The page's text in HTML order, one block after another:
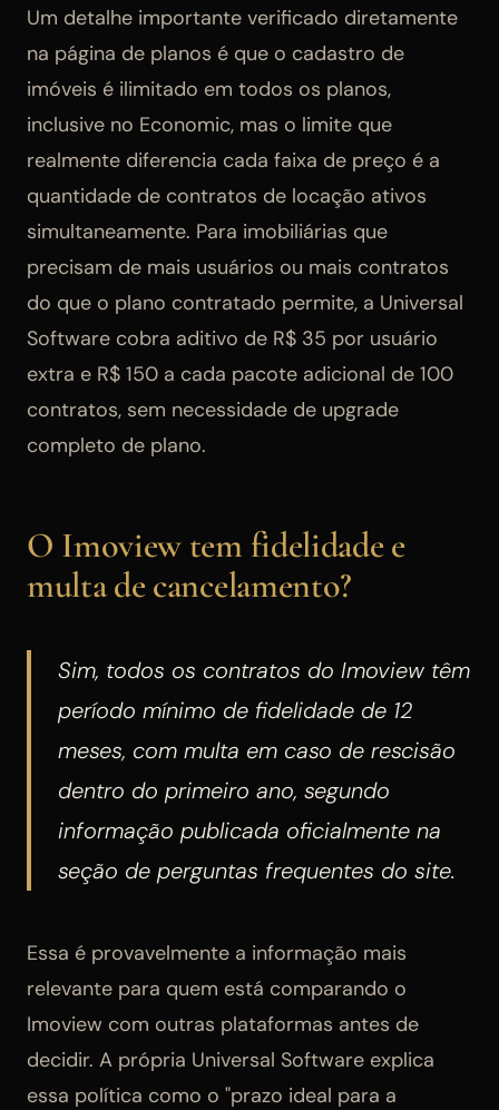
Um detalhe importante verificado diretamente
na página de planos é que o cadastro de
imóveis é ilimitado em todos os planos,
inclusive no Economic, mas o limite que
realmente diferencia cada faixa de preço é a
quantidade de contratos de locação ativos
simultaneamente. Para imobiliárias que
precisam de mais usuários ou mais contratos
do que o plano contratado permite, a Universal
Software cobra aditivo de R$ 35 por usuário
extra e R$ 150 a cada pacote adicional de 100
contratos, sem necessidade de upgrade
completo de plano.
O Imoview tem fidelidade e
multa de cancelamento?
Sim, todos os contratos do Imoview têm
período mínimo de fidelidade de 12
meses, com multa em caso de rescisão
dentro do primeiro ano, segundo
informação publicada oficialmente na
seção de perguntas frequentes do site.
Essa é provavelmente a informação mais
relevante para quem está comparando o
Imoview com outras plataformas antes de
decidir. A própria Universal Software explica
essa política como o "prazo ideal para a